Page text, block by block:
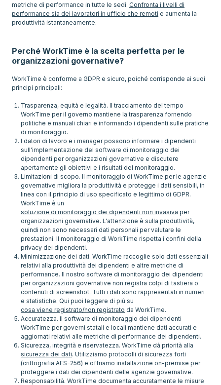
metriche di performance in tutte le sedi. Confronta i livelli di
performance sia dei lavoratori in ufficio che remoti e aumenta la
produttività istantaneamente.
Perché WorkTime è la scelta perfetta per le
organizzazioni governative?
WorkTime è conforme a GDPR e sicuro, poiché corrisponde ai suoi
principi principali:
Trasparenza, equità e legalità. Il tracciamento del tempo
WorkTime per il governo mantiene la trasparenza fornendo
politiche e manuali chiari e informando i dipendenti sulle pratiche
di monitoraggio.
I datori di lavoro e i manager possono informare i dipendenti
sull'implementazione del software di monitoraggio dei
dipendenti per organizzazioni governative e discutere
apertamente gli obiettivi e i risultati del monitoraggio.
Limitazioni di scopo. Il monitoraggio di WorkTime per le agenzie
governative migliora la produttività e protegge i dati sensibili, in
linea con il principio di uso specificato e legittimo di GDPR.
WorkTime è un
soluzione di monitoraggio dei dipendenti non invasiva per
organizzazioni governative. L'attenzione è sulla produttività,
quindi non sono necessari dati personali per valutare le
prestazioni. Il monitoraggio di WorkTime rispetta i confini della
privacy dei dipendenti.
Minimizzazione dei dati. WorkTime raccoglie solo dati essenziali
relativi alla produttività dei dipendenti e altre metriche di
performance. Il nostro software di monitoraggio dei dipendenti
per organizzazioni governative non registra colpi di tastiera o
contenuti di screenshot. Tutti i dati sono rappresentati in numeri
e statistiche. Qui puoi leggere di più su
cosa viene registrato/non registrato da WorkTime.
Accuratezza. Il software di monitoraggio dei dipendenti
WorkTime per governi statali e locali mantiene dati accurati e
aggiornati relativi alle metriche di performance dei dipendenti.
Sicurezza, integrità e riservatezza. WorkTime dà priorità alla
sicurezza dei dati. Utilizziamo protocolli di sicurezza forti
(crittografia AES-256) e offriamo installazione on-premise per
proteggere i dati dei dipendenti delle agenzie governative.
Responsabilità. WorkTime documenta accuratamente le misure